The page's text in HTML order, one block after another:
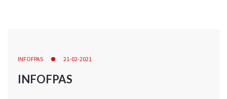
INFOFPAS 21-02-2021
INFOFPAS